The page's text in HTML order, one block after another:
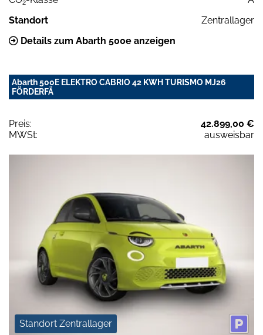
2
Standort
Zentrallager
Details zum Abarth 500e anzeigen
Abarth 500E ELEKTRO CABRIO 42 KWH TURISMO MJ26
FÖRDERFÄ
Preis:
42.899,00 €
MWSt:
ausweisbar
Standort Zentrallager